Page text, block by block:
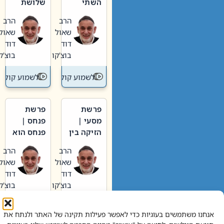
אנחנו משתמשים בעוגיות כדי לאפשר פעילות תקינה של האתר ולנתח את
וערב של
חיינו
הרב
שאול
דוד
בוצ'קו
לשמוע קול תורה – מדרש
האבות
הרב
שאול
דוד
בוצ'קו
לשמוע קול
פרשת
מסעי |
הזיקה בין
הגדול לעם הרב
שאול
דוד
בוצ'קו
לשמוע קול תורה – מדרש
פרשת
פנחס |
פנחס הוא
אליהו: בין
קנאות
הורסת
לקנאות
בונה
הרב
שאול
דוד
בוצ'קו
לשמוע קול